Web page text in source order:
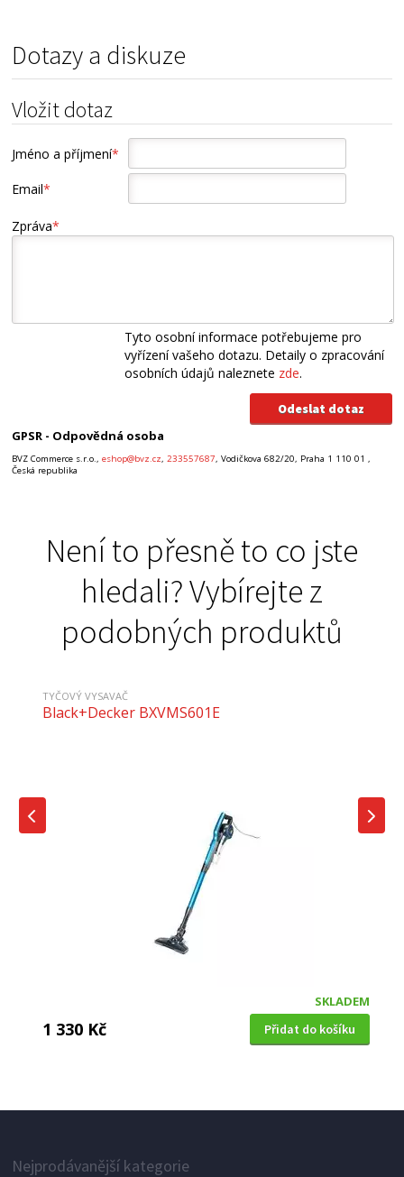
Dotazy a diskuze
Vložit dotaz
Jméno a příjmení*
Email*
Zpráva*
Tyto osobní informace potřebujeme pro
vyřízení vašeho dotazu. Detaily o zpracování
osobních údajů naleznete zde.
GPSR - Odpovědná osoba
BVZ Commerce s.r.o.,eshop@bvz.cz,233557687, Vodičkova 682/20, Praha 1 110 01 ,
Česká republika
Není to přesně to co jste
hledali? Vybírejte z
podobných produktů
TYČOVÝ VYSAVAČ
Black+Decker BXVMS601E
SKLADEM
1 330 Kč Přidat do košíku
Beper 50451
Nejprodávanější kategorie